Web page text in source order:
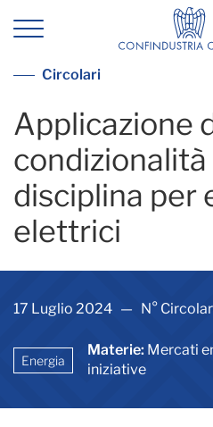
Applicazione delle
Vedi tutte le circolari
Circolari
Applicazione
disciplina per
elettrici
17 Luglio 2024 — N°
Energia
Materie: Mercati
iniziative